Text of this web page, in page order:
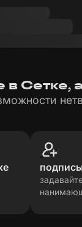
Сетке,